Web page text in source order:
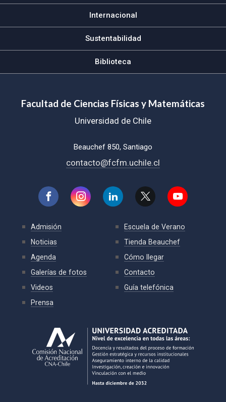
Internacional
Sustentabilidad
Biblioteca
Facultad de Ciencias Físicas y Matemáticas
Universidad de Chile
Beauchef 850, Santiago
contacto@fcfm.uchile.cl
Admisión
Noticias
Agenda
Galerías de fotos
Videos
Prensa
Escuela de Verano
Tienda Beauchef
Cómo llegar
Contacto
Guía telefónica